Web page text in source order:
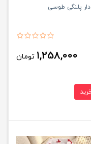
پلنگی طوسی
1,258,000 تومان